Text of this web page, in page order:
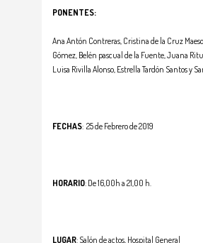
PONENTES:
Ana Antón Contreras, Cristina de la Cruz
Gómez, Belén pascual de la Fuente, Juana
Luisa Rivilla Alonso, Estrella Tardón Santos y
FECHAS: 25 de Febrero de 2019
HORARIO: De 16,00h a 21,00 h.
LUGAR: Salón de actos, Hospital General